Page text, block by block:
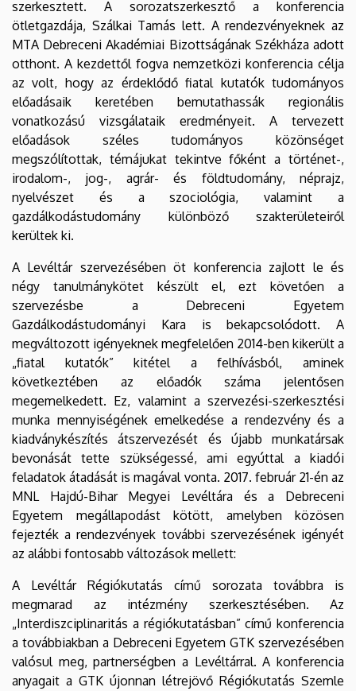
szerkesztett. A sorozatszerkesztő a konferencia
ötletgazdája, Szálkai Tamás lett. A rendezvényeknek az
MTA Debreceni Akadémiai Bizottságának Székháza adott
otthont. A kezdettől fogva nemzetközi konferencia célja
az volt, hogy az érdeklődő fiatal kutatók tudományos
előadásaik keretében bemutathassák regionális
vonatkozású vizsgálataik eredményeit. A tervezett
előadások széles tudományos közönséget
megszólítottak, témájukat tekintve főként a történet-,
irodalom-, jog-, agrár- és földtudomány, néprajz,
nyelvészet és a szociológia, valamint a
gazdálkodástudomány különböző szakterületeiről
kerültek ki.
A Levéltár szervezésében öt konferencia zajlott le és
négy tanulmánykötet készült el, ezt követően a
szervezésbe a Debreceni Egyetem
Gazdálkodástudományi Kara is bekapcsolódott. A
megváltozott igényeknek megfelelően 2014-ben kikerült a
„fiatal kutatók” kitétel a felhívásból, aminek
következtében az előadók száma jelentősen
megemelkedett. Ez, valamint a szervezési-szerkesztési
munka mennyiségének emelkedése a rendezvény és a
kiadványkészítés átszervezését és újabb munkatársak
bevonását tette szükségessé, ami egyúttal a kiadói
feladatok átadását is magával vonta. 2017. február 21-én az
MNL Hajdú-Bihar Megyei Levéltára és a Debreceni
Egyetem megállapodást kötött, amelyben közösen
fejezték a rendezvények további szervezésének igényét
az alábbi fontosabb változások mellett:
A Levéltár Régiókutatás című sorozata továbbra is
megmarad az intézmény szerkesztésében. Az
„Interdiszciplinaritás a régiókutatásban” című konferencia
a továbbiakban a Debreceni Egyetem GTK szervezésében
valósul meg, partnerségben a Levéltárral. A konferencia
anyagait a GTK újonnan létrejövő Régiókutatás Szemle